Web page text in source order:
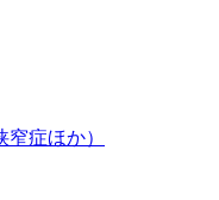
症ほか）